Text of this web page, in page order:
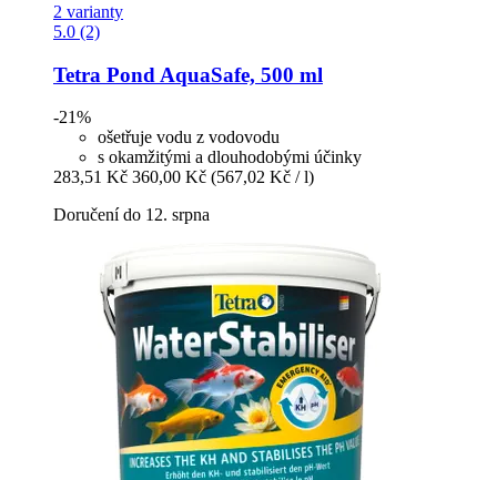
2 varianty
5.0 (2)
Tetra Pond AquaSafe, 500 ml
-21%
ošetřuje vodu z vodovodu
s okamžitými a dlouhodobými účinky
283,51 Kč 360,00 Kč (567,02 Kč / l)
Doručení do 12. srpna